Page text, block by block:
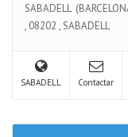
SABADELL
, 08202 ,SABADELL
SABADELL Contactar